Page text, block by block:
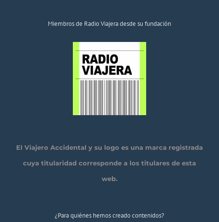
Miembros de Radio Viajera desde su fundación
El Viajero Accidental y su logo es una marca registrada
cuya titularidad corresponde a los titulares de esta
web.
¿Para quiénes hemos creado contenidos?